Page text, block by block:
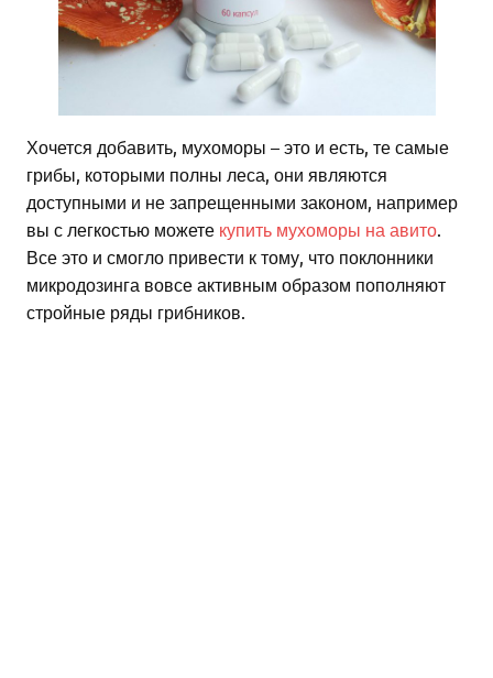
Хочется добавить, мухоморы – это и есть, те самые
грибы, которыми полны леса, они являются
доступными и не запрещенными законом, например
вы с легкостью можете купить мухоморы на авито
Все это и смогло привести к тому, что поклонники
микродозинга вовсе активным образом пополняют
стройные ряды грибников.